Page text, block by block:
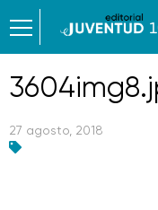
27 agosto, 2018